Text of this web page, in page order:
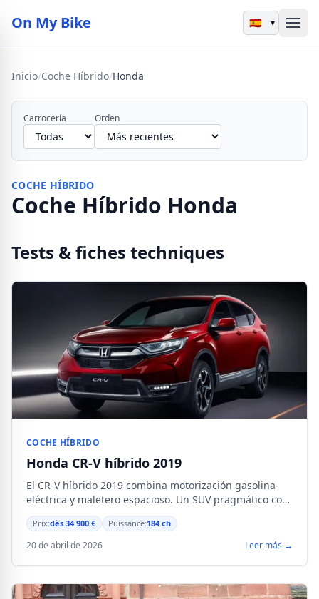
On My Bike ▾
Inicio/Coche Híbrido/Honda
Carrocería Orden
COCHE HÍBRIDO
Coche Híbrido Honda
Tests & fiches techniques
COCHE HÍBRIDO
Honda CR-V híbrido 2019
El CR-V híbrido 2019 combina motorización gasolina-
eléctrica y maletero espacioso. Un SUV pragmático con
consumos controlados.
Prix:dès 34.900 € Puissance:184 ch
20 de abril de 2026 Leer más →